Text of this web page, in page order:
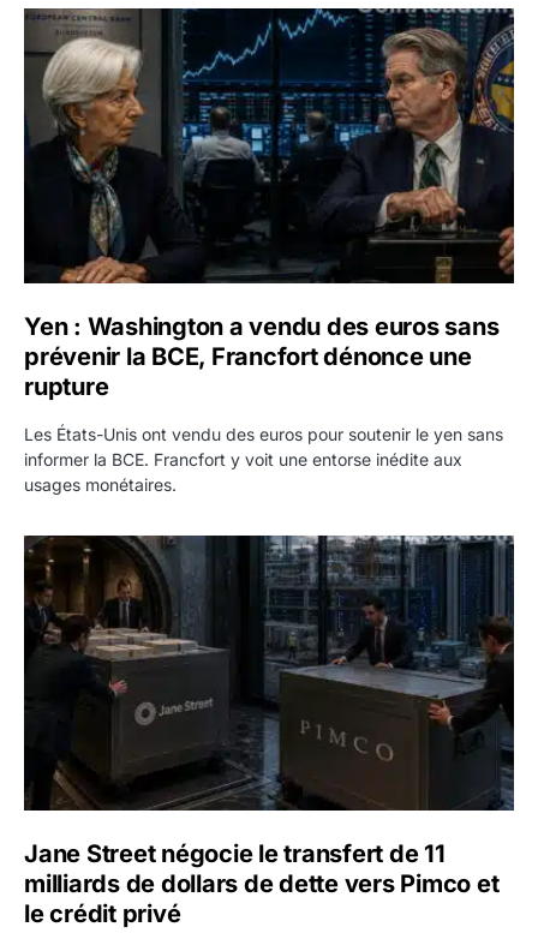
Yen : Washington a vendu des euros sans prévenir la
Yen : Washington a vendu des euros sans
prévenir la BCE, Francfort dénonce une
rupture
Les États-Unis ont vendu des euros pour soutenir le yen sans
informer la BCE. Francfort y voit une entorse inédite aux
usages monétaires.
Jane Street négocie le transfert de 11 milliards de
Jane Street négocie le transfert de 11
milliards de dollars de dette vers Pimco et
le crédit privé